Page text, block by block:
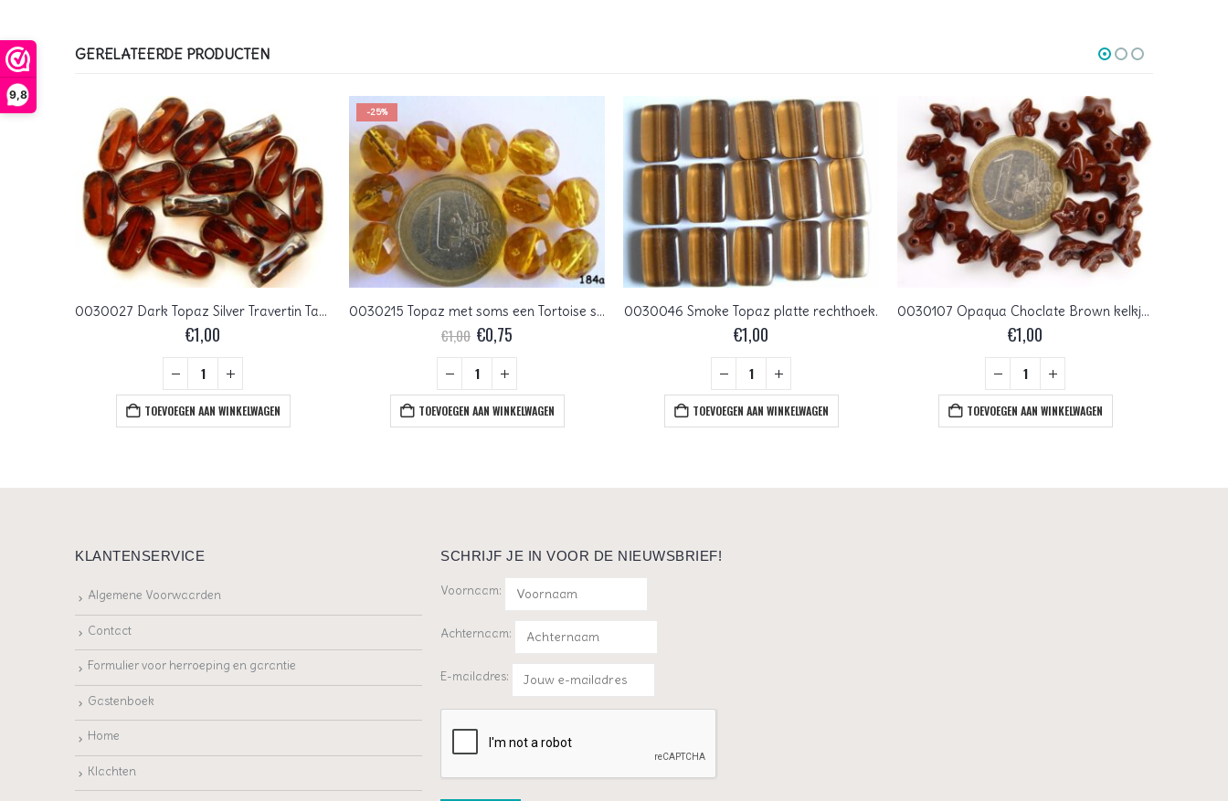
9,8
GERELATEERDE PRODUCTEN
0030027 Dark Topaz Silver Travertin Table Cut 19 x 10 mm. 5 Pc.
€1,00
TOEVOEGEN AAN WINKELWAGEN
-25%
0030215 Topaz met soms een Tortoise streep facet 10 mm.
€1,00 Oorspronkelijke
prijs
was:
€1,00.
€0,75
€0,75.
TOEVOEGEN AAN WINKELWAGEN
0030046 Smoke Topaz platte rechthoek.
€1,00
TOEVOEGEN AAN WINKELWAGEN
0030107 Opaqua Choclate Brown kelkje 25 Pc.
€1,00
TOEVOEGEN AAN WINKELWAGEN
KLANTENSERVICE
Algemene Voorwaarden
Contact
Formulier voor herroeping en garantie
Gastenboek
Home
Klachten
SCHRIJF JE IN VOOR DE NIEUWSBRIEF!
Voornaam:
Achternaam:
E-mailadres: